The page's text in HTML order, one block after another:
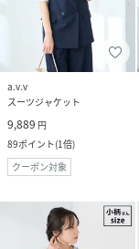
a.v.v
スーツジャケット
9,889 円
89ポイント(1倍)
クーポン対象